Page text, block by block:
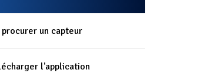
procurer un capteur
l'application